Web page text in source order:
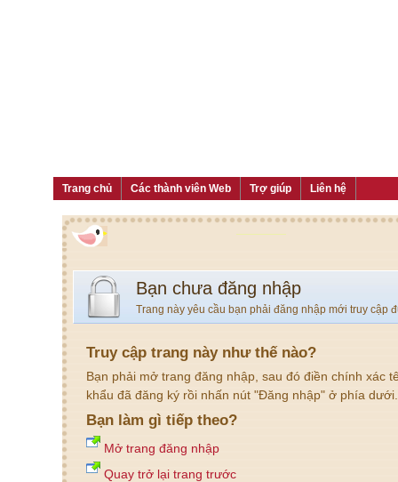
Trang chủ Các thành viên Web Trợ giúp Liên hệ
Bạn chưa đăng nhập
Trang này yêu cầu bạn phải đăng nhập mới truy cập
Truy cập trang này như thế nào?
Bạn phải mở trang đăng nhập, sau đó điền chính xác
khẩu đã đăng ký rồi nhấn nút "Đăng nhập" ở phía dưới.
Bạn làm gì tiếp theo?
Mở trang đăng nhập
Quay trở lại trang trước